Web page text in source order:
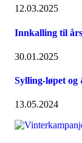
12.03.2025
Innkalling til
30.01.2025
Sylling-løpet
13.05.2024